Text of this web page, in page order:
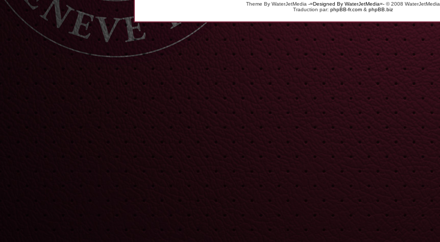
Theme By WaterJetMedia -=Designed By WaterJetMedia=- © 2008 WaterJetMedia
Traduction par: phpBB-fr.com & phpBB.biz